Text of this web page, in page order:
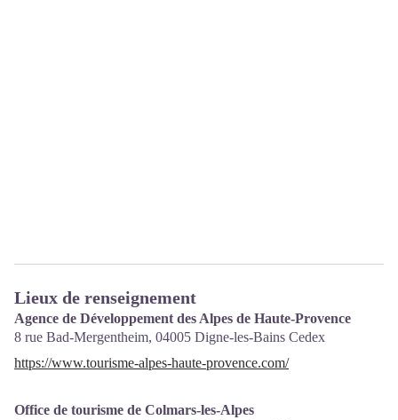
Lieux de renseignement
Agence de Développement des Alpes de Haute-Provence
8 rue Bad-Mergentheim, 04005 Digne-les-Bains Cedex
https://www.tourisme-alpes-haute-provence.com/
Office de tourisme de Colmars-les-Alpes